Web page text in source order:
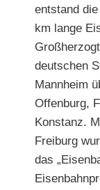
entstand
km lange
deutschen
Mannheim
Offenburg,
Konstanz.
Freiburg
das